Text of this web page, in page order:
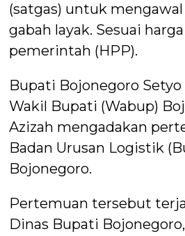
(satgas) untuk mengawal
gabah layak. Sesuai
pemerintah (HPP).
Bupati Bojonegoro Setyo
Wakil Bupati (Wabup)
Azizah mengadakan
Badan Urusan Logistik
Bojonegoro.
Pertemuan tersebut
Dinas Bupati